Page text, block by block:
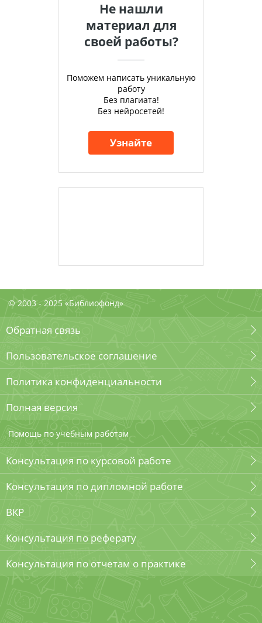
Не нашли
материал для
своей работы?
Поможем написать уникальную
работу
Без плагиата!
Без нейросетей!
Узнайте
© 2003 - 2025 «Библиофонд»
Обратная связь
Пользовательское соглашение
Политика конфиденциальности
Полная версия
Помощь по учебным работам
Консультация по курсовой работе
Консультация по дипломной работе
ВКР
Консультация по реферату
Консультация по отчетам о практике